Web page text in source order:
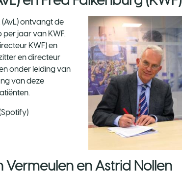
ontvangt de
per jaar van KWF.
KWF) en
en directeur
onder leiding van
van deze
Vermeulen en Astrid Nollen